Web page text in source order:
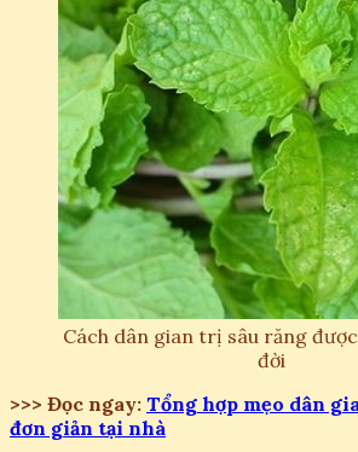
Cách dân gian trị sâu răng
đời
>>> Đọc ngay: Tổng hợp mẹo dân
đơn giản tại nhà